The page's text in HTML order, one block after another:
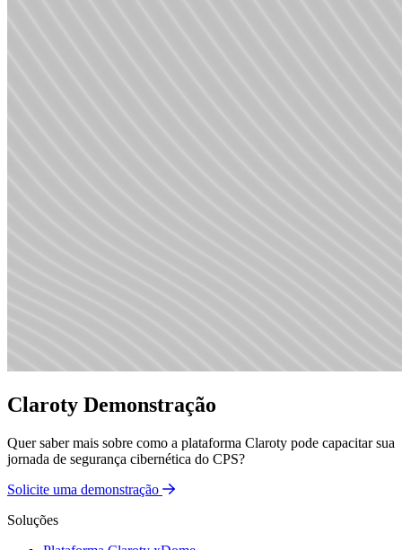
Claroty Demonstração
Quer saber mais sobre como a plataforma Claroty pode capacitar sua
jornada de segurança cibernética do CPS?
Solicite uma demonstração
Soluções